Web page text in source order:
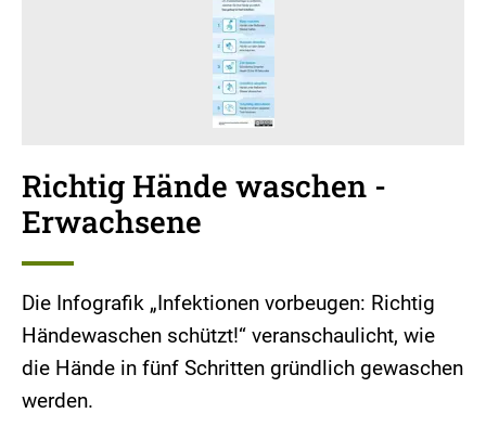
Richtig Hände waschen -
Erwachsene
Die Infografik „Infektionen vorbeugen: Richtig
Händewaschen schützt!“ veranschaulicht, wie
die Hände in fünf Schritten gründlich gewaschen
werden.